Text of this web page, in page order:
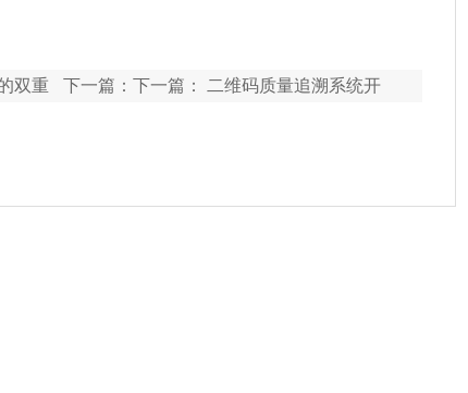
下一篇：下一篇：
二维码质量追溯系统开
双重